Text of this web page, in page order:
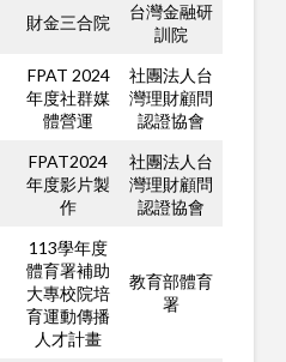
財金三合院
台灣金融研
訓院
FPAT 2024
年度社群媒
體營運
社團法人台
灣理財顧問
認證協會
FPAT2024
年度影片製
作
社團法人台
灣理財顧問
認證協會
113學年度
體育署補助
大專校院培
育運動傳播
人才計畫
教育部體育
署